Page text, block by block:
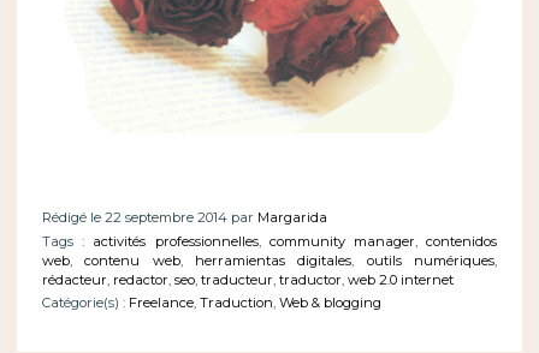
Rédigé le 22 septembre 2014 par Margarida
Tags : activités professionnelles, community manager,contenidos
web,contenu web, herramientas digitales, outils numériques,
rédacteur, redactor, seo, traducteur, traductor, web 2.0 internet
Catégorie(s) : Freelance, Traduction, Web & blogging